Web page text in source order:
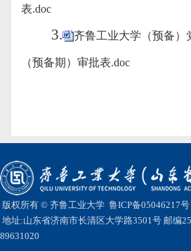
表.doc
3. 齐鲁工业大学（预备）
（预备期）审批表.doc
版权所有 © 齐鲁工业大学 鲁ICP备05046217号
地址:山东省济南市长清区大学路3501号 邮编
89631020